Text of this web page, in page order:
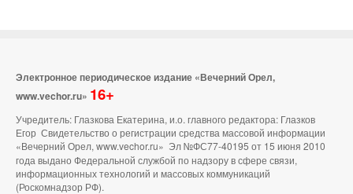
Электронное периодическое издание «Вечерний Орел,
www.vechor.ru» 16+
Учредитель: Глазкова Екатерина, и.о. главного редактора: Глазков
Егор Свидетельство о регистрации средства массовой информации
«Вечерний Орел, www.vechor.ru» Эл №ФС77-40195 от 15 июня 2010
года выдано Федеральной службой по надзору в сфере связи,
информационных технологий и массовых коммуникаций
(Роскомнадзор РФ).